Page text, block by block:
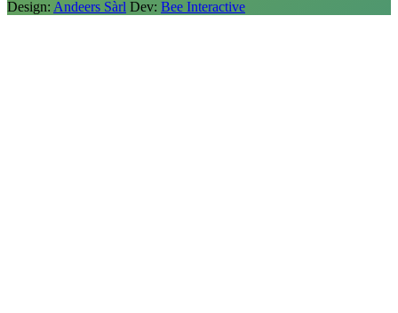
Design: Andeers Sàrl Dev: Bee Interactive